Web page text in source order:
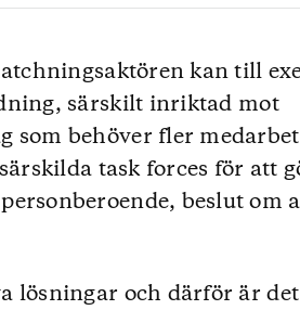
kan till
särskilt inriktad mot
som behöver fler
task forces för att
beslut om
lösningar och därför är